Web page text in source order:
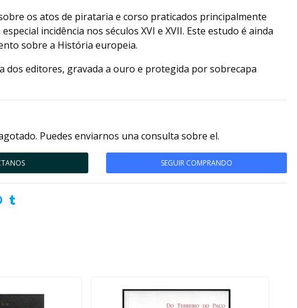
os atos de pirataria e corso praticados principalmente
incidência nos séculos XVI e XVII. Este estudo é ainda
sobre a História europeia.
dos editores, gravada a ouro e protegida por sobrecapa
Puedes enviarnos una consulta sobre el.
SEGUIR COMPRANDO